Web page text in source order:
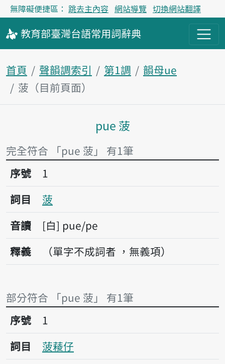
無障礙便捷區： 跳去主內容 網站導覽 切換網站翻譯
教育部臺灣台語常用詞辭典
首頁 聲韻調索引 第1調
韻母ue
菠（目前頁面）
主內容區塊
pue 菠
完全符合 「pue 菠」 有1筆
序號1菠
序號
1
詞目
菠
音讀
白 pue/pe
釋義
（單字不成詞者 ，無義項）
部分符合 「pue 菠」 有1筆
序號1菠薐仔
序號
1
詞目
菠薐仔